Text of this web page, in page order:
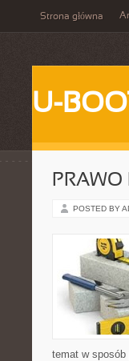
Strona główna
U-
POSTED BY
temat w